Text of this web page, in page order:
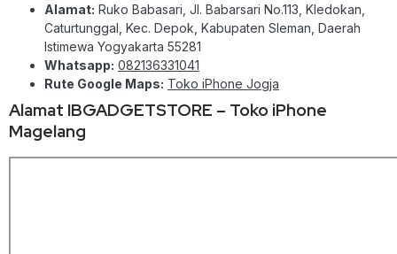
Alamat: Ruko Babasari, Jl. Babarsari No.113, Kledokan,
Caturtunggal, Kec. Depok, Kabupaten Sleman, Daerah
Istimewa Yogyakarta 55281
Whatsapp: 082136331041
Rute Google Maps: Toko iPhone Jogja
Alamat IBGADGETSTORE – Toko iPhone
Magelang